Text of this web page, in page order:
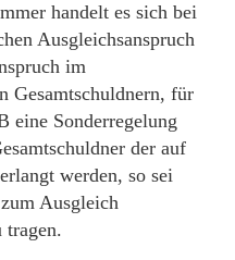
handelt es sich bei
Ausgleichsanspruch
im
Gesamtschuldnern, für
eine Sonderregelung
der auf
werden, so sei
Ausgleich
tragen.